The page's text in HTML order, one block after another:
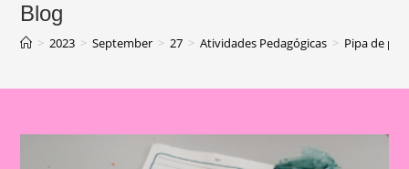
Blog
> 2023 > September > 27 > Atividades Pedagógicas > Pipa de